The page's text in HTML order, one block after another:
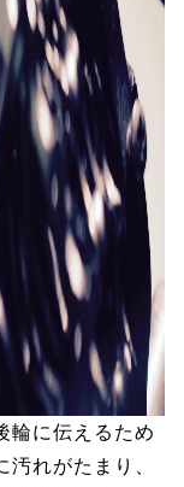
輪に伝えるため
れがたまり、